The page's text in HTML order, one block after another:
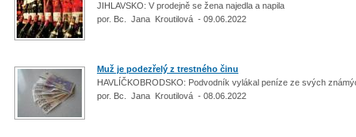
JIHLAVSKO: V prodejně se žena najedla a napila
por. Bc. Jana Kroutilová - 09.06.2022
Muž je podezřelý z trestného činu
HAVLÍČKOBRODSKO: Podvodník vylákal peníze ze svých
por. Bc. Jana Kroutilová - 08.06.2022